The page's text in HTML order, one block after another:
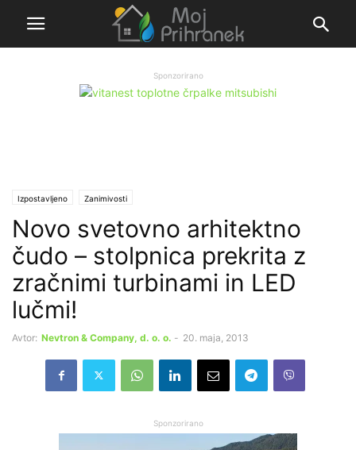
Sponzorirano
Izpostavljeno Zanimivosti
Novo svetovno arhitektno
čudo – stolpnica prekrita z
zračnimi turbinami in LED
lučmi!
Avtor: Nevtron & Company, d. o. o. - 20. maja, 2013
Sponzorirano